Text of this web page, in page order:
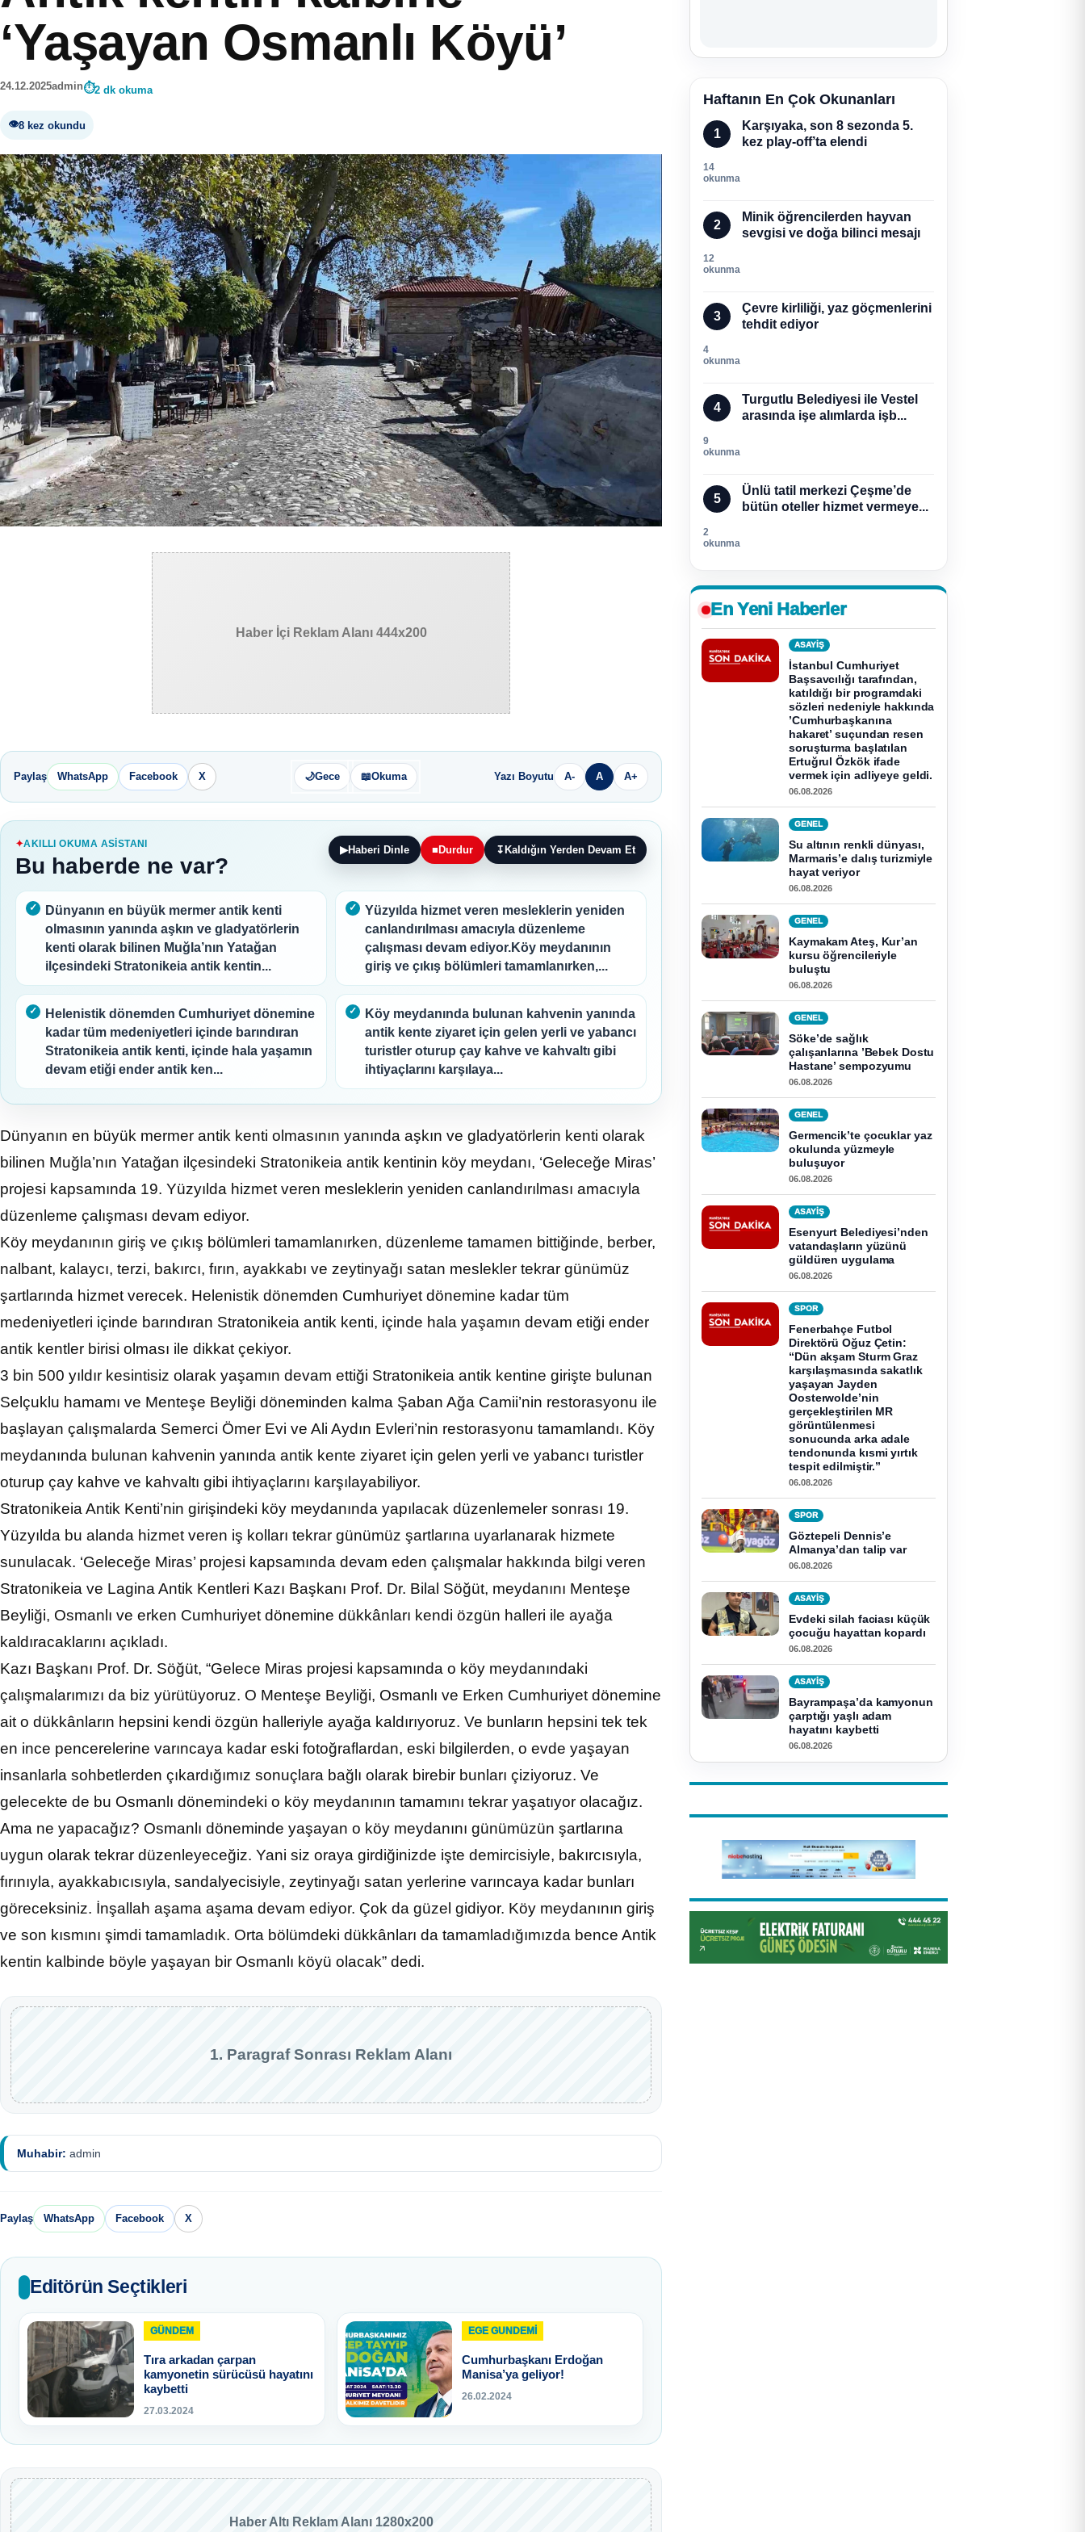
‘Yaşayan Osmanlı Köyü’
24.12.2025admin 2 dk okuma
8 kez okundu
Haber İçi Reklam Alanı 444x200
Paylaş WhatsApp Facebook X 🌙Gece 📖Okuma Yazı Boyutu A- A A+
AKILLI OKUMA ASISTANI
Bu haberde ne var?
▶Haberi Dinle ■Durdur ↧Kaldığın Yerden Devam Et
Dünyanın en büyük mermer antik kenti
olmasının yanında aşkın ve gladyatörlerin
kenti olarak bilinen Muğla’nın Yatağan
ilçesindeki Stratonikeia antik kentin...
Yüzyılda hizmet veren mesleklerin yeniden
canlandırılması amacıyla düzenleme
çalışması devam ediyor.Köy meydanının
giriş ve çıkış bölümleri tamamlanırken,...
Helenistik dönemden Cumhuriyet dönemine
kadar tüm medeniyetleri içinde barındıran
Stratonikeia antik kenti, içinde hala yaşamın
devam etiği ender antik ken...
Köy meydanında bulunan kahvenin yanında
antik kente ziyaret için gelen yerli ve yabancı
turistler oturup çay kahve ve kahvaltı gibi
ihtiyaçlarını karşılaya...
Dünyanın en büyük mermer antik kenti olmasının yanında aşkın ve gladyatörlerin kenti olarak
bilinen Muğla’nın Yatağan ilçesindeki Stratonikeia antik kentinin köy meydanı, ‘Geleceğe Miras’
projesi kapsamında 19. Yüzyılda hizmet veren mesleklerin yeniden canlandırılması amacıyla
düzenleme çalışması devam ediyor.
Köy meydanının giriş ve çıkış bölümleri tamamlanırken, düzenleme tamamen bittiğinde, berber,
nalbant, kalaycı, terzi, bakırcı, fırın, ayakkabı ve zeytinyağı satan meslekler tekrar günümüz
şartlarında hizmet verecek. Helenistik dönemden Cumhuriyet dönemine kadar tüm
medeniyetleri içinde barındıran Stratonikeia antik kenti, içinde hala yaşamın devam etiği ender
antik kentler birisi olması ile dikkat çekiyor.
3 bin 500 yıldır kesintisiz olarak yaşamın devam ettiği Stratonikeia antik kentine girişte bulunan
Selçuklu hamamı ve Menteşe Beyliği döneminden kalma Şaban Ağa Camii’nin restorasyonu ile
başlayan çalışmalarda Semerci Ömer Evi ve Ali Aydın Evleri’nin restorasyonu tamamlandı. Köy
meydanında bulunan kahvenin yanında antik kente ziyaret için gelen yerli ve yabancı turistler
oturup çay kahve ve kahvaltı gibi ihtiyaçlarını karşılayabiliyor.
Stratonikeia Antik Kenti’nin girişindeki köy meydanında yapılacak düzenlemeler sonrası 19.
Yüzyılda bu alanda hizmet veren iş kolları tekrar günümüz şartlarına uyarlanarak hizmete
sunulacak. ‘Geleceğe Miras’ projesi kapsamında devam eden çalışmalar hakkında bilgi veren
Stratonikeia ve Lagina Antik Kentleri Kazı Başkanı Prof. Dr. Bilal Söğüt, meydanını Menteşe
Beyliği, Osmanlı ve erken Cumhuriyet dönemine dükkânları kendi özgün halleri ile ayağa
kaldıracaklarını açıkladı.
Kazı Başkanı Prof. Dr. Söğüt, “Gelece Miras projesi kapsamında o köy meydanındaki
çalışmalarımızı da biz yürütüyoruz. O Menteşe Beyliği, Osmanlı ve Erken Cumhuriyet dönemine
ait o dükkânların hepsini kendi özgün halleriyle ayağa kaldırıyoruz. Ve bunların hepsini tek tek
en ince pencerelerine varıncaya kadar eski fotoğraflardan, eski bilgilerden, o evde yaşayan
insanlarla sohbetlerden çıkardığımız sonuçlara bağlı olarak birebir bunları çiziyoruz. Ve
gelecekte de bu Osmanlı dönemindeki o köy meydanının tamamını tekrar yaşatıyor olacağız.
Ama ne yapacağız? Osmanlı döneminde yaşayan o köy meydanını günümüzün şartlarına
uygun olarak tekrar düzenleyeceğiz. Yani siz oraya girdiğinizde işte demircisiyle, bakırcısıyla,
fırınıyla, ayakkabıcısıyla, sandalyecisiyle, zeytinyağı satan yerlerine varıncaya kadar bunları
göreceksiniz. İnşallah aşama aşama devam ediyor. Çok da güzel gidiyor. Köy meydanının giriş
ve son kısmını şimdi tamamladık. Orta bölümdeki dükkânları da tamamladığımızda bence Antik
kentin kalbinde böyle yaşayan bir Osmanlı köyü olacak” dedi.
1. Paragraf Sonrası Reklam Alanı
Muhabir: admin
Paylaş WhatsApp Facebook X
Editörün Seçtikleri
GÜNDEM
Tıra arkadan çarpan
kamyonetin sürücüsü hayatını
kaybetti
27.03.2024
EGE GUNDEMİ
Cumhurbaşkanı Erdoğan
Manisa’ya geliyor!
26.02.2024
Haber Altı Reklam Alanı 1280x200
Haftanın En Çok Okunanları
1
Karşıyaka, son 8 sezonda 5.
kez play-off’ta elendi
14
okunma
2
Minik öğrencilerden hayvan
sevgisi ve doğa bilinci mesajı
12
okunma
3
Çevre kirliliği, yaz göçmenlerini
tehdit ediyor
4
okunma
4
Turgutlu Belediyesi ile Vestel
arasında işe alımlarda işb...
9
okunma
5
Ünlü tatil merkezi Çeşme’de
bütün oteller hizmet vermeye...
2
okunma
En Yeni Haberler
ASAYİŞ
İstanbul Cumhuriyet
Başsavcılığı tarafından,
katıldığı bir programdaki
sözleri nedeniyle hakkında
’Cumhurbaşkanına
hakaret’ suçundan resen
soruşturma başlatılan
Ertuğrul Özkök ifade
vermek için adliyeye geldi.
06.08.2026
GENEL
Su altının renkli dünyası,
Marmaris’e dalış turizmiyle
hayat veriyor
06.08.2026
GENEL
Kaymakam Ateş, Kur’an
kursu öğrencileriyle
buluştu
06.08.2026
GENEL
Söke’de sağlık
çalışanlarına ’Bebek Dostu
Hastane’ sempozyumu
06.08.2026
GENEL
Germencik’te çocuklar yaz
okulunda yüzmeyle
buluşuyor
06.08.2026
ASAYİŞ
Esenyurt Belediyesi’nden
vatandaşların yüzünü
güldüren uygulama
06.08.2026
SPOR
Fenerbahçe Futbol
Direktörü Oğuz Çetin:
“Dün akşam Sturm Graz
karşılaşmasında sakatlık
yaşayan Jayden
Oosterwolde’nin
gerçekleştirilen MR
görüntülenmesi
sonucunda arka adale
tendonunda kısmi yırtık
tespit edilmiştir.”
06.08.2026
SPOR
Göztepeli Dennis’e
Almanya’dan talip var
06.08.2026
ASAYİŞ
Evdeki silah faciası küçük
çocuğu hayattan kopardı
06.08.2026
ASAYİŞ
Bayrampaşa’da kamyonun
çarptığı yaşlı adam
hayatını kaybetti
06.08.2026